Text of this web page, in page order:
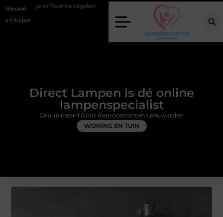
Nieuwe
artikelen
regelen Wat zero-click search betekent voor de toekomst van
Direct Lampen is dé online
lampenspecialist
WONING EN TUIN
Gepubliceerd Door Remonstranten Leeuwarden